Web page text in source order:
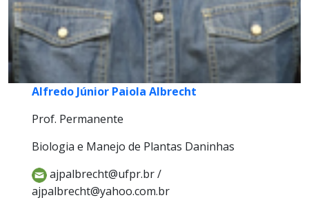
Alfredo Júnior Paiola Albrecht
Prof. Permanente
Biologia e Manejo de Plantas Daninhas
ajpalbrecht@ufpr.br /
ajpalbrecht@yahoo.com.br